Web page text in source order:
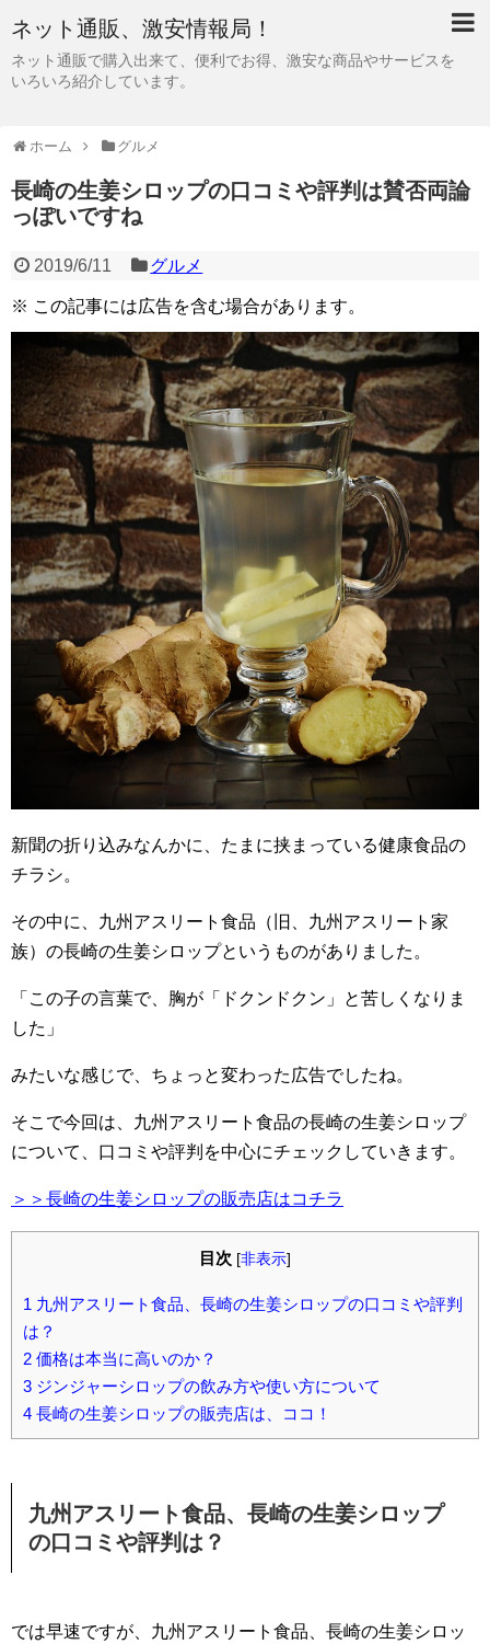
ネット通販、激安情報局！
ネット通販で購入出来て、便利でお得、激安な商品やサービスを
いろいろ紹介しています。
ホーム グルメ
長崎の生姜シロップの口コミや評判は賛否両論
っぽいですね
2019/6/11 グルメ
※ この記事には広告を含む場合があります。
新聞の折り込みなんかに、たまに挟まっている健康食品の
チラシ。
その中に、九州アスリート食品（旧、九州アスリート家
族）の長崎の生姜シロップというものがありました。
「この子の言葉で、胸が「ドクンドクン」と苦しくなりま
した」
みたいな感じで、ちょっと変わった広告でしたね。
そこで今回は、九州アスリート食品の長崎の生姜シロップ
について、口コミや評判を中心にチェックしていきます。
＞＞長崎の生姜シロップの販売店はコチラ
目次 [非表示]
1 九州アスリート食品、長崎の生姜シロップの口コミや評判
は？
2 価格は本当に高いのか？
3 ジンジャーシロップの飲み方や使い方について
4 長崎の生姜シロップの販売店は、ココ！
九州アスリート食品、長崎の生姜シロップ
の口コミや評判は？
では早速ですが、九州アスリート食品、長崎の生姜シロッ